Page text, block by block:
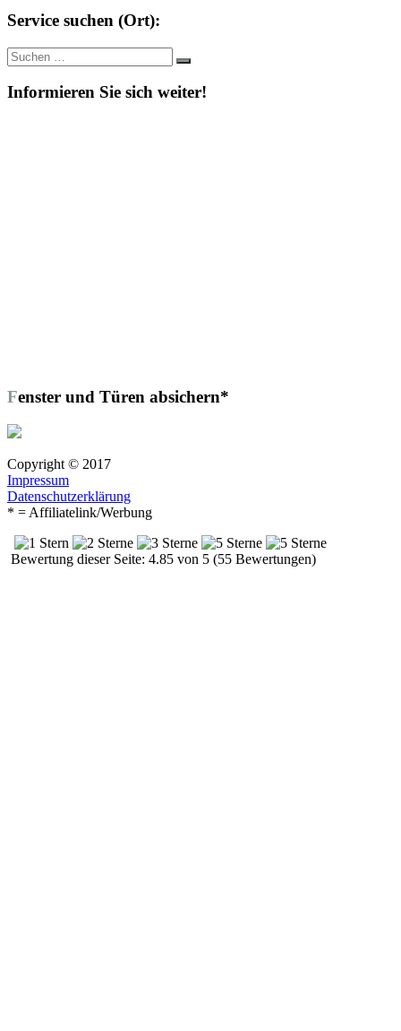
Service suchen (Ort):
Suche
nach:
Suchen
Informieren Sie sich weiter!
Fenster und Türen absichern*
Copyright © 2017
Impressum
Datenschutzerklärung
* = Affiliatelink/Werbung
Bewertung dieser Seite: 4.85 von 5 (55 Bewertungen)